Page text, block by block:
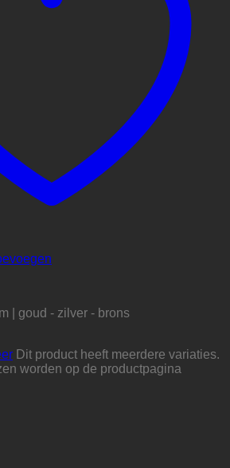
| goud - zilver - brons
Dit product heeft meerdere variaties.
worden op de productpagina